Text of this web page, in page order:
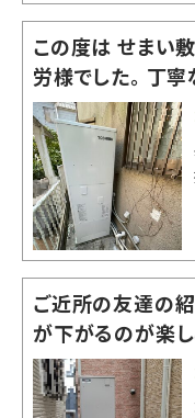
この度は せまい
労様でした。 丁
る事が できました
よろしくお願いい
ご近所の友達の
が下がるのが楽し
ました。